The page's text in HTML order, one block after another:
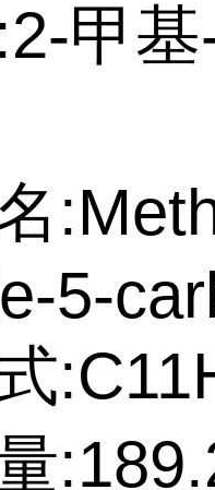
甲
5-